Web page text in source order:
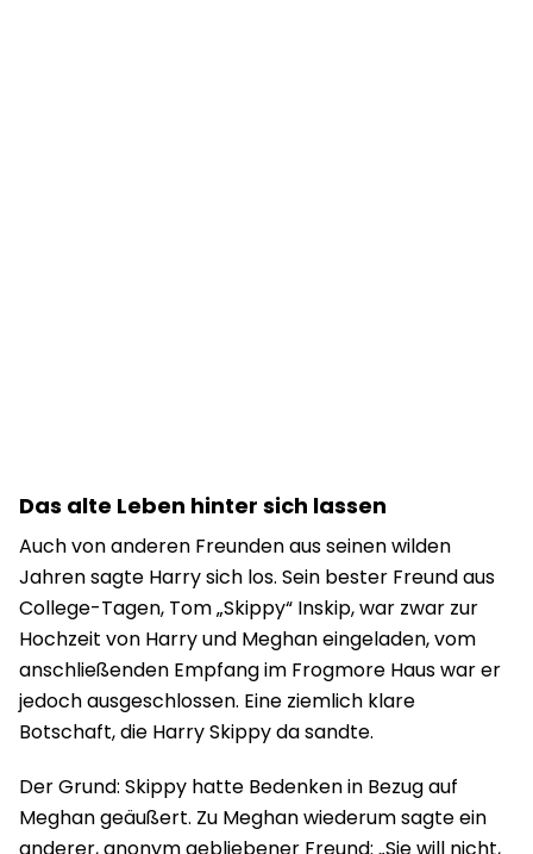
Das alte Leben hinter sich lassen
Auch von anderen Freunden aus seinen wilden
Jahren sagte Harry sich los. Sein bester Freund aus
College-Tagen, Tom „Skippy“ Inskip, war zwar zur
Hochzeit von Harry und Meghan eingeladen, vom
anschließenden Empfang im Frogmore Haus war er
jedoch ausgeschlossen. Eine ziemlich klare
Botschaft, die Harry Skippy da sandte.
Der Grund: Skippy hatte Bedenken in Bezug auf
Meghan geäußert. Zu Meghan wiederum sagte ein